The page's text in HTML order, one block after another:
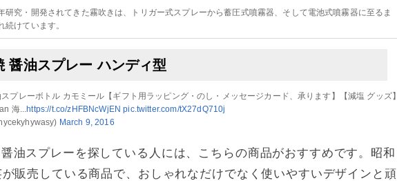
研究・開発されてきた霧吹きは、トリガー式スプレーから蓄圧式噴霧器、そして電池式噴霧器に至るま
けています。
醤油スプレー ハンディ型
スプレーボトル カモミール【ギフト用ラッピング・のし・メッセージカード、承ります】【減塩 グッズ】
海...https://t.co/zHFBNcWjEN pic.twitter.com/tX27dQ710j
March 9, 2016
油スプレーを探している人には、こちらの商品がおすすめです。昭和
販売している商品で、おしゃれなだけでなく使いやすいデザインと頑